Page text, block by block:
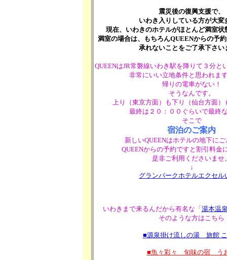
震災後の復興支援で、
いわき入りしている方が大変
現在、いわきのホテルがほとんど満室状
満室の場合は、もちろんQUEENからの予
承れないことをご了承下さい
QUEENはJR常磐線いわき駅を降りて３分と
非常にいい立地条件と思われま
帰りの電車がない！
そうなんです。
上り（東京方面）も下り（仙台方面）
最終は２０：００ぐらいで最終
そこで
宿泊のご案内
新しいQUEENはホテルの地下に
QUEENからの予約ですと割引料金
是非ご利用くださいませ
↓
グランパークホテルエクセル
いわきまで来るんだから有名な「 湯本温
そのような方はこちら
■源泉掛け流しの湯 旅館
■魚々彩々 旬味の宿 う